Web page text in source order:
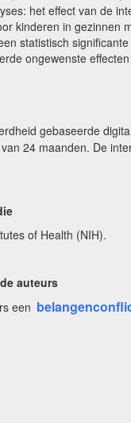
het effect van de
kinderen in gezinnen
statistisch
ongewenste
gebaseerde
24 maanden. De
of Health (NIH).
auteurs
een